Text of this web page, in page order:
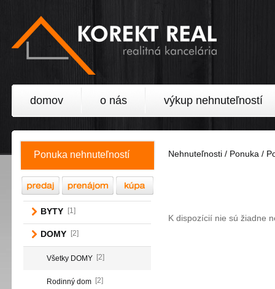
domov o nás výkup nehnuteľností
Ponuka nehnuteľností
BYTY [1]
DOMY [2]
Všetky DOMY [2]
Rodinný dom [2]
Nehnuteľnosti / Ponuka /
K dispozícií nie sú žiadne